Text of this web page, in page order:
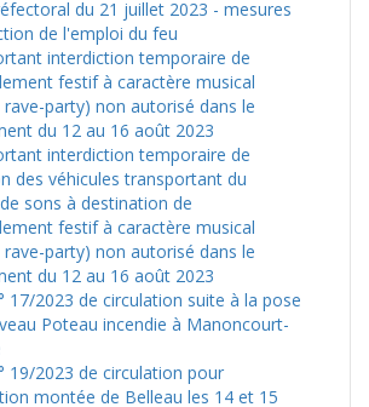
du 21 juillet 2023 - mesures
de l'emploi du feu
interdiction temporaire de
festif à caractère musical
rave-party) non autorisé dans le
du 12 au 16 août 2023
interdiction temporaire de
des véhicules transportant du
sons à destination de
festif à caractère musical
rave-party) non autorisé dans le
du 12 au 16 août 2023
17/2023 de circulation suite à la pose
Poteau incendie à Manoncourt-
19/2023 de circulation pour
montée de Belleau les 14 et 15